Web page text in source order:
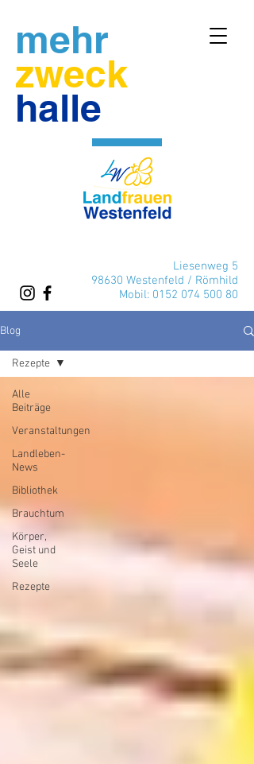
mehr
zweck
halle
Liesenweg 5
98630 Westenfeld / Römhild
Mobil: 0152 074 500 80
Blog
Alle
Beiträge
Veranstaltungen
Landleben-
News
Bibliothek
Brauchtum
Körper,
Geist und
Seele
Rezepte
Rezepte